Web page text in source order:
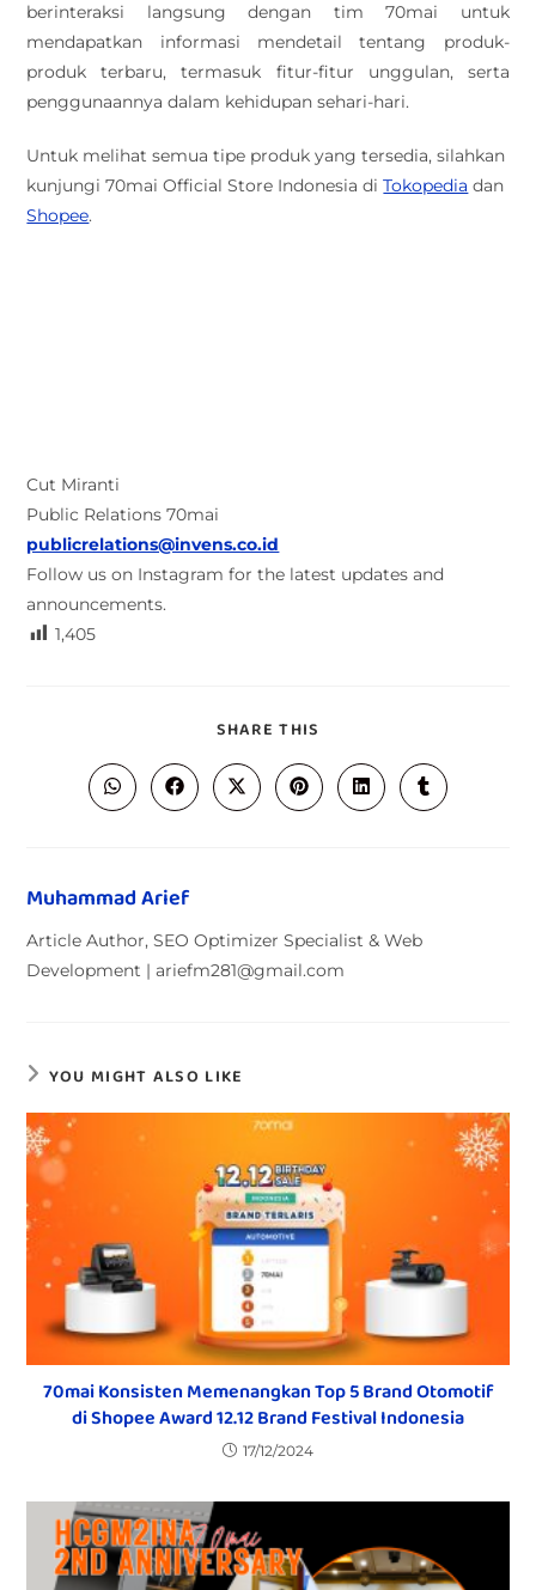
berinteraksi langsung dengan tim 70mai untuk
mendapatkan informasi mendetail tentang produk-
produk terbaru, termasuk fitur-fitur unggulan, serta
penggunaannya dalam kehidupan sehari-hari.
Untuk melihat semua tipe produk yang tersedia, silahkan
kunjungi 70mai Official Store Indonesia diTokopedia dan
Shopee.
Cut Miranti
Public Relations 70mai
publicrelations@invens.co.id
Follow us on Instagram for the latest updates and
announcements.
1,405
SHARE THIS
Muhammad Arief
Article Author, SEO Optimizer Specialist & Web
Development | ariefm281@gmail.com
YOU MIGHT ALSO LIKE
70mai Konsisten Memenangkan Top 5 Brand Otomotif
di Shopee Award 12.12 Brand Festival Indonesia
17/12/2024